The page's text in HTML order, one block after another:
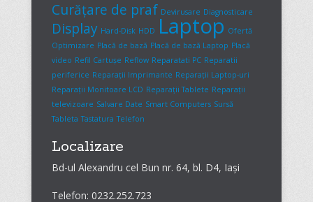
Curățare de praf Devirusare Diagnosticare
Display Hard-Disk HDD Laptop Ofertă
Optimizare Placă de bază Placă de bază Laptop Placă
video Refil Cartușe Reflow Reparatati PC Reparatii
periferice Reparații Imprimante Reparații Laptop-uri
Reparații Monitoare LCD Reparații Tablete Reparații
televizoare Salvare Date Smart Computers Sursă
Tableta Tastatura Telefon
Localizare
Bd-ul Alexandru cel Bun nr. 64, bl. D4, Iași
Telefon: 0232.252.723